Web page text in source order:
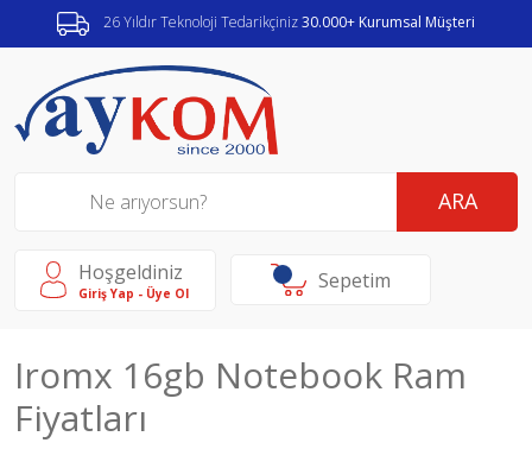
26 Yıldır Teknoloji Tedarikçiniz30.000+ Kurumsal Müşteri
ARA
Hoşgeldiniz
Giriş Yap - Üye Ol Sepetim
Iromx 16gb Notebook Ram
Fiyatları